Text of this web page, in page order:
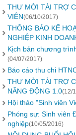
THƯ MỜI TÀI TRỢ
VIÊN(06/10/2017)
THÔNG BÁO KẾ
NGHIỆP KINH
Kịch bản chương
(04/07/2017)
Báo cáo thu chi
THƯ MỜI TÀI TRỢ
NĂNG ĐỘNG 1.0(12/
Hội thảo "Sinh viên
Phóng sự: Sinh viên
nghiệp(10/05/2016)